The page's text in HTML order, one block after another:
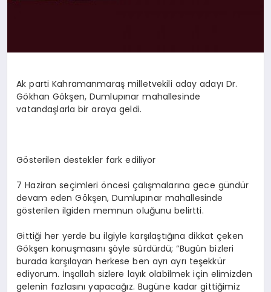
Ak parti Kahramanmaraş milletvekili aday adayı Dr.
Gökhan Gökşen, Dumlupınar mahallesinde
vatandaşlarla bir araya geldi.
Gösterilen destekler fark ediliyor
7 Haziran seçimleri öncesi çalışmalarına gece gündür
devam eden Gökşen, Dumlupınar mahallesinde
gösterilen ilgiden memnun oluğunu belirtti.
Gittiği her yerde bu ilgiyle karşılaştığına dikkat çeken
Gökşen konuşmasını şöyle sürdürdü; “Bugün bizleri
burada karşılayan herkese ben ayrı ayrı teşekkür
ediyorum. İnşallah sizlere layık olabilmek için elimizden
gelenin fazlasını yapacağız. Bugüne kadar gittiğimiz